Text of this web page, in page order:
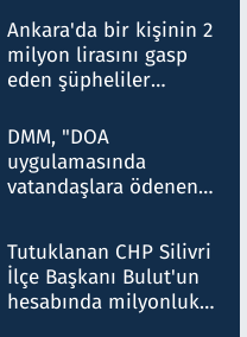
ifadelerinden ortaya
çıkan tablo şok etti
Ankara'da bir kişinin 2
milyon lirasını gasp
eden şüpheliler
DMM, "DOA
uygulamasında
vatandaşlara ödenen
düşürüldüğü" iddiasını
yalanladı
Tutuklanan CHP Silivri
İlçe Başkanı Bulut'un
hesabında milyonluk